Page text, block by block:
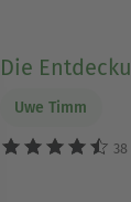
Die
Uwe Timm